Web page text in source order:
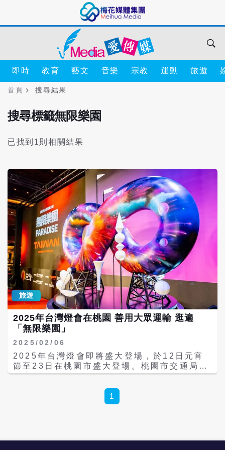
即時 教育 藝文 音樂 宗教 運動 旅遊
首頁 搜尋結果
搜尋標籤無限樂園
已找到1則相關結果
旅遊
2025年台灣燈會在桃園 善用大眾運輸 逛遍
「無限樂園」
2025/02/06
2025年台灣燈會即將盛大登場，於12日元宵
節至23日在桃園市盛大登場。桃園市交通局鼓
勵大家搭乘大眾運輸工具。 桃園市交通局指
塞，桃市府鼓勵民眾搭乘高鐵、桃園捷運等大
眾運輸前往，並推出5條免費燈會接駁車服務
1